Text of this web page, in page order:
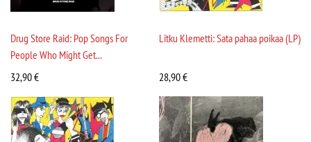
Drug Store Raid: Pop Songs For
People Who Might Get...
32,90€
Litku Klemetti: Sata pahaa poikaa (LP)
28,90€